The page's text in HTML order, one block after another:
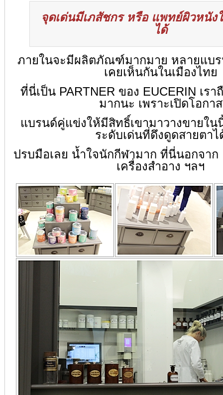
จุดเด่นมีเภสัชกร หรือ แพทย์ผิวหนัง
ได้
ภายในจะมีผลิตภัณฑ์มากมาย หลายแบร
เคยเห็นกันในเมืองไทย
ที่นี่เป็น PARTNER ของ EUCERIN เรา
มากนะ เพราะเปิดโอกาส
แบรนด์คู่แข่งให้มีสิทธิ์เขามาวางขายใน
ระดับเด่นที่ดึงดูดสายตาไ
ปรบมือเลย น้ำใจนักกีฬามาก ที่นี่นอกจา
เครื่องสำอาง ฯลฯ